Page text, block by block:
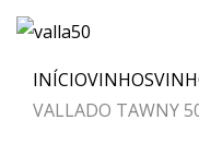
INÍCIOVINHOS
VALLADO TAWNY